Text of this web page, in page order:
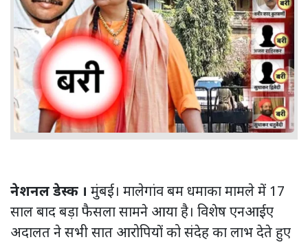
नेशनल डेस्क । मुंबई। मालेगांव बम धमाका मामले में 17
साल बाद बड़ा फैसला सामने आया है। विशेष एनआईए
अदालत ने सभी सात आरोपियों को संदेह का लाभ देते हुए